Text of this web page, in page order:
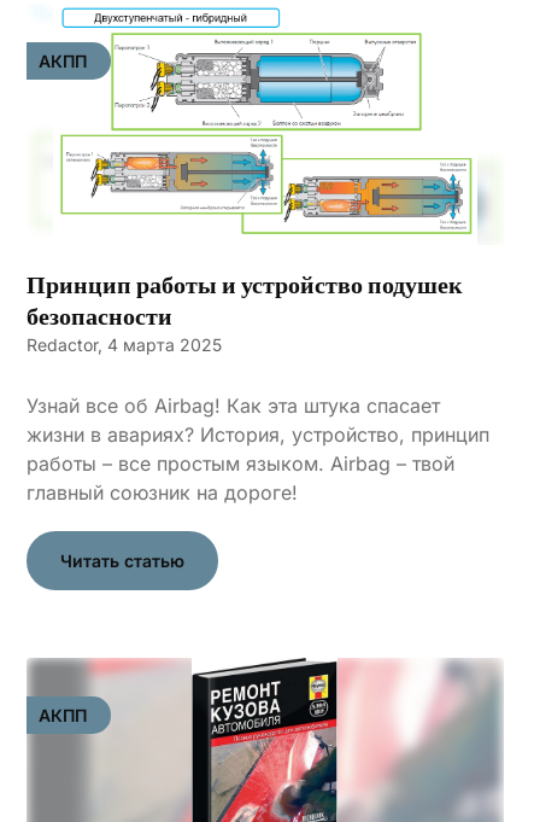
АКПП
Принцип работы и устройство подушек
безопасности
Redactor, 4 марта 2025
Узнай все об Airbag! Как эта штука спасает
жизни в авариях? История, устройство, принцип
работы – все простым языком. Airbag – твой
главный союзник на дороге!
Читать статью
АКПП